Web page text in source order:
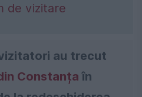
de vizitare
au trecut
Constanța în